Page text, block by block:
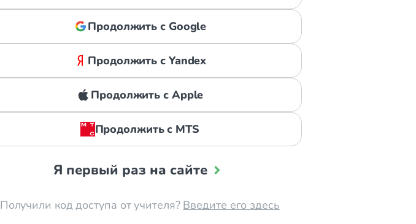
Продолжить с Google
Продолжить с Yandex
Продолжить с Apple
Продолжить с MTS
Я первый раз на сайте
Получили код доступа от учителя? Введите его здесь